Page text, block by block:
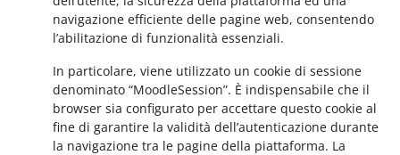
navigazione efficiente delle pagine web, consentendo
l’abilitazione di funzionalità essenziali.
In particolare, viene utilizzato un cookie di sessione
denominato “MoodleSession”. È indispensabile che il
browser sia configurato per accettare questo cookie al
fine di garantire la validità dell’autenticazione durante
la navigazione tra le pagine della piattaforma. La